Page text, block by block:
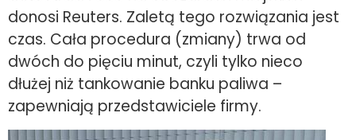
donosi Reuters. Zaletą tego rozwiązania jest
czas. Cała procedura (zmiany) trwa od
dwóch do pięciu minut, czyli tylko nieco
dłużej niż tankowanie banku paliwa –
zapewniają przedstawiciele firmy.